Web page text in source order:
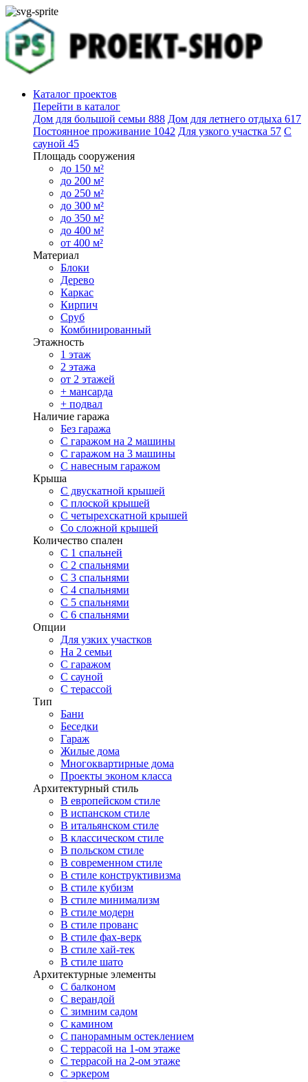
Каталог проектов
Перейти в каталог
Дом для большой семьи 888 Дом для летнего отдыха 617
Постоянное проживание 1042 Для узкого участка 57 С
сауной 45
Площадь сооружения
до 150 м²
до 200 м²
до 250 м²
до 300 м²
до 350 м²
до 400 м²
от 400 м²
Материал
Блоки
Дерево
Каркас
Кирпич
Сруб
Комбинированный
Этажность
1 этаж
2 этажа
от 2 этажей
+ мансарда
+ подвал
Наличие гаража
Без гаража
С гаражом на 2 машины
С гаражом на 3 машины
С навесным гаражом
Крыша
С двускатной крышей
С плоской крышей
С четырехскатной крышей
Со сложной крышей
Количество спален
С 1 спальней
С 2 спальнями
С 3 спальнями
С 4 спальнями
С 5 спальнями
С 6 спальнями
Опции
Для узких участков
На 2 семьи
С гаражом
С сауной
С терассой
Тип
Бани
Беседки
Гараж
Жилые дома
Многоквартирные дома
Проекты эконом класса
Архитектурный стиль
В европейском стиле
В испанском стиле
В итальянском стиле
В классическом стиле
В польском стиле
В современном стиле
В стиле конструктивизма
В стиле кубизм
В стиле минимализм
В стиле модерн
В стиле прованс
В стиле фах-верк
В стиле хай-тек
В стиле шато
Архитектурные элементы
С балконом
С верандой
С зимним садом
С камином
С панорамным остеклением
С террасой на 1-ом этаже
С террасой на 2-ом этаже
С эркером